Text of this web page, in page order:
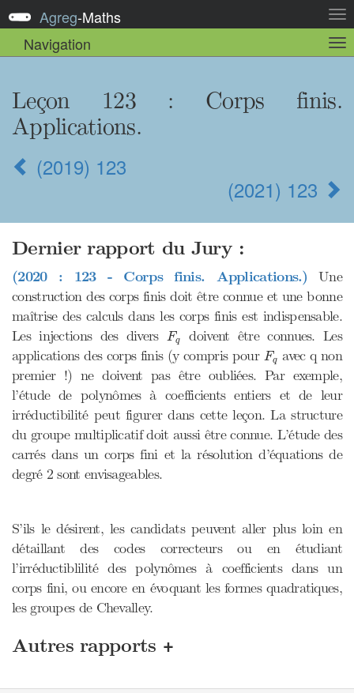
la
Agreg-Maths
Navigation
la
Leçon 123 : Corps finis.
Applications.
(2019) 123
(2021) 123
Dernier rapport du Jury :
(2020 : 123 - Corps finis. Applications.) Une
construction des corps finis doit être connue et une bonne
maîtrise des calculs dans les corps finis est indispensable.
Les injections des divers Fq
Fq
doivent être connues. Les
applications des corps finis (y compris pour Fq
Fq avec q non
premier !) ne doivent pas être oubliées. Par exemple,
l’étude de polynômes à coefficients entiers et de leur
irréductibilité peut figurer dans cette leçon. La structure
du groupe multiplicatif doit aussi être connue. L’étude des
carrés dans un corps fini et la résolution d’équations de
degré 2 sont envisageables.
S’ils le désirent, les candidats peuvent aller plus loin en
détaillant des codes correcteurs ou en étudiant
l’irréductiblilité des polynômes à coefficients dans un
corps fini, ou encore en évoquant les formes quadratiques,
les groupes de Chevalley.
Autres rapports +